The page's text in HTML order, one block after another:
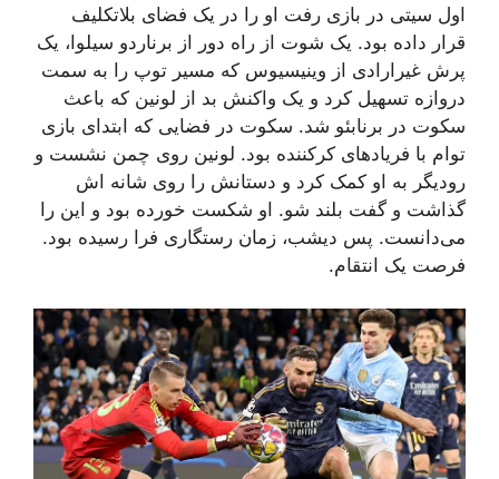
اول سیتی در بازی رفت او را در یک فضای بلاتکلیف
قرار داده بود. یک شوت از راه دور از برناردو سیلوا، یک
پرش غیرارادی از وینیسیوس که مسیر توپ را به سمت
دروازه تسهیل کرد و یک واکنش بد از لونین که باعث
سکوت در برنابئو شد. سکوت در فضایی که ابتدای بازی
توام با فریادهای کرکننده بود. لونین روی چمن نشست و
رودیگر به او کمک کرد و دستانش را روی شانه اش
گذاشت و گفت بلند شو. او شکست خورده بود و این را
می‌دانست. پس دیشب، زمان رستگاری فرا رسیده بود.
فرصت یک انتقام.